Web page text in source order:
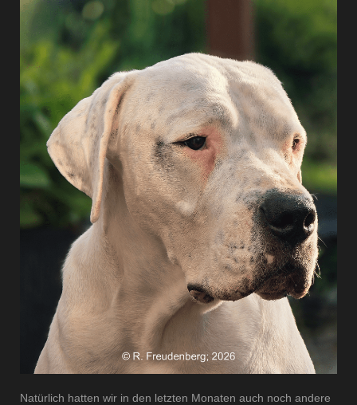
Natürlich hatten wir in den letzten Monaten auch noch andere